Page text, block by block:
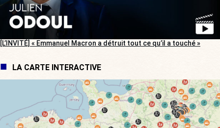
[L’INVITÉ] « Emmanuel Macron a détruit tout ce qu’il a touché »
LA CARTE INTERACTIVE